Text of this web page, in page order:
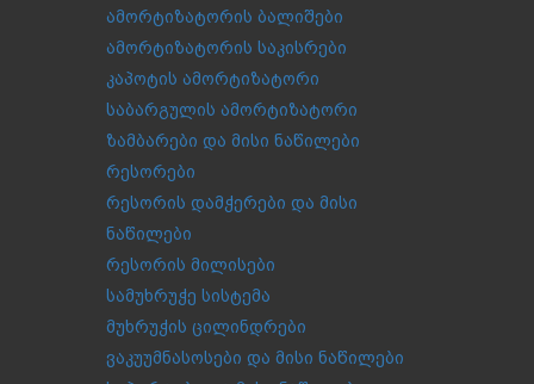
ამორტიზატორის ბალიშები
ამორტიზატორის საკისრები
კაპოტის ამორტიზატორი
საბარგულის ამორტიზატორი
ზამბარები და მისი ნაწილები
რესორები
რესორის დამჭერები და მისი
ნაწილები
რესორის მილისები
სამუხრუჭე სისტემა
მუხრუჭის ცილინდრები
ვაკუუმნასოსები და მისი ნაწილები